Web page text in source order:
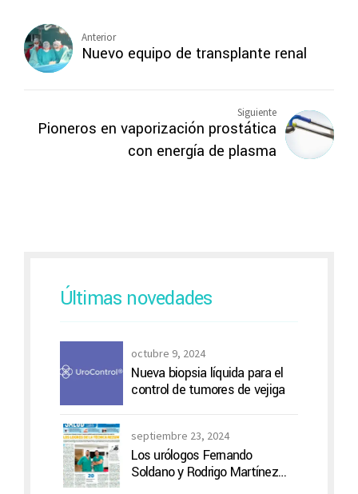
Anterior
Nuevo equipo de transplante renal
Siguiente
Pioneros en vaporización prostática
con energía de plasma
Últimas novedades
octubre 9, 2024
Nueva biopsia líquida para el
control de tumores de vejiga
septiembre 23, 2024
Los urólogos Fernando
Soldano y Rodrigo Martínez